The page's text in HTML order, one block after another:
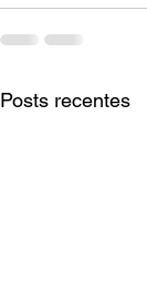
Posts recentes